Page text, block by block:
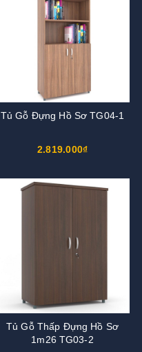
Tủ Gỗ Đựng Hồ Sơ TG04-1
2.819.000₫
Tủ Gỗ Thấp Đựng Hồ Sơ
1m26 TG03-2